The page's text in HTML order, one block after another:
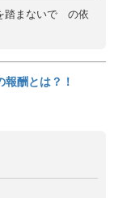
踏まないで の依
報酬とは？！